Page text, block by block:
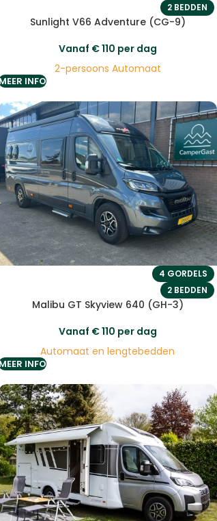
2 BEDDEN
Sunlight V66 Adventure (CG-9)
Vanaf €110 per dag
2-persoons Automaat
INFO
4 GORDELS
2 BEDDEN
Malibu GT Skyview 640 (GH-3)
Vanaf €110 per dag
Automaat en lengtebedden
INFO